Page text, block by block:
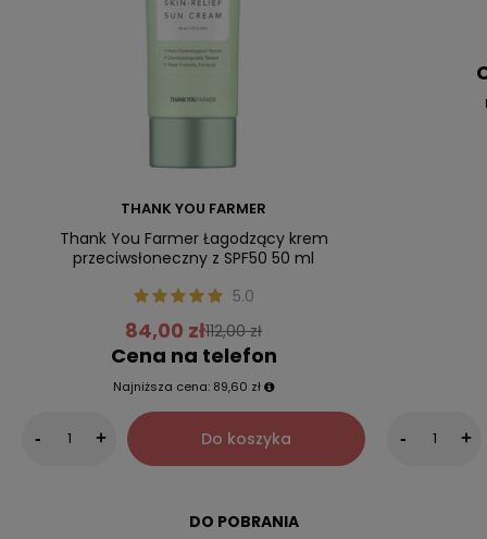
THANK YOU FARMER
Thank You Farmer Łagodzący krem
przeciwsłoneczny z SPF50 50 ml
5.0
84,00 zł112,00 zł
Cena na telefon
Najniższa cena: 89,60 zł
- + Do koszyka - +
DO POBRANIA